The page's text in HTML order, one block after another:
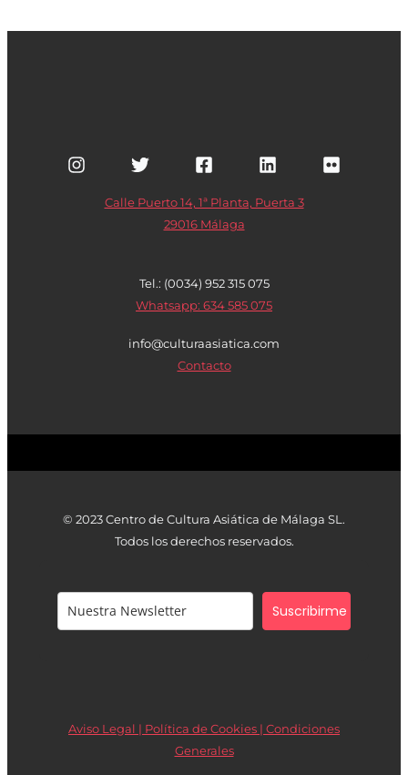
Calle Puerto 14, 1ª Planta, Puerta 3
29016 Málaga
Tel.: (0034) 952 315 075
Whatsapp: 634 585 075
info@culturaasiatica.com
Contacto
© 2023 Centro de Cultura Asiática de Málaga SL.
Todos los derechos reservados.
Suscribirme
Aviso Legal | Política de Cookies | Condiciones
Generales